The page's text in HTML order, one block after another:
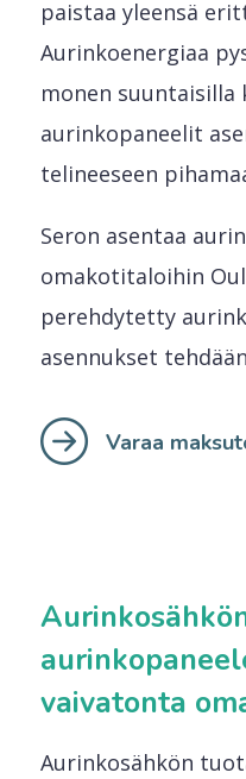
paistaa yleensä
Aurinkoenergiaa
monen suuntaisilla
aurinkopaneelit
telineeseen
Seron asentaa
omakotitaloihin
perehdytetty
asennukset
Varaa
vaivatonta
Aurinkosähkön